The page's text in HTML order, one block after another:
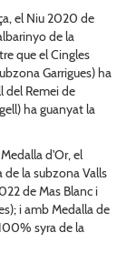
el Niu 2020 de
de la
que el Cingles
Garrigues) ha
del Remei de
ha guanyat la
d'Or, el
la subzona Valls
de Mas Blanc i
i amb Medalla de
syra de la